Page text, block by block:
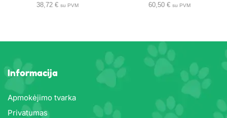
38,72 € su PVM 60,50€ su PVM
Informacija
Apmokėjimo tvarka
Privatumas